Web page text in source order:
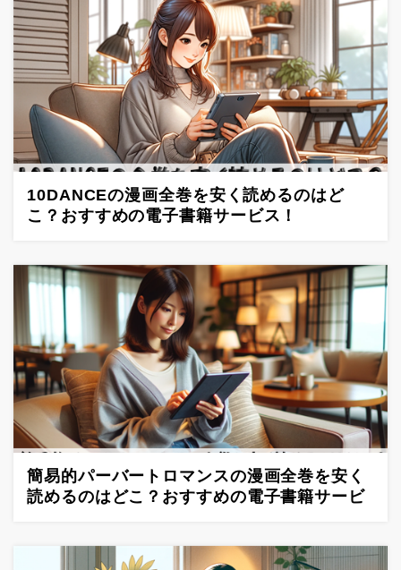
10DANCEの漫画全巻を安く読めるのはど
こ？おすすめの電子書籍サービス！
簡易的パーバートロマンスの漫画全巻を安く
読めるのはどこ？おすすめの電子書籍サービ